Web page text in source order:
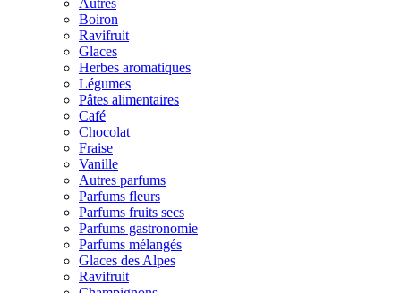
Autres
Boiron
Ravifruit
Glaces
Herbes aromatiques
Légumes
Pâtes alimentaires
Café
Chocolat
Fraise
Vanille
Autres parfums
Parfums fleurs
Parfums fruits secs
Parfums gastronomie
Parfums mélangés
Glaces des Alpes
Ravifruit